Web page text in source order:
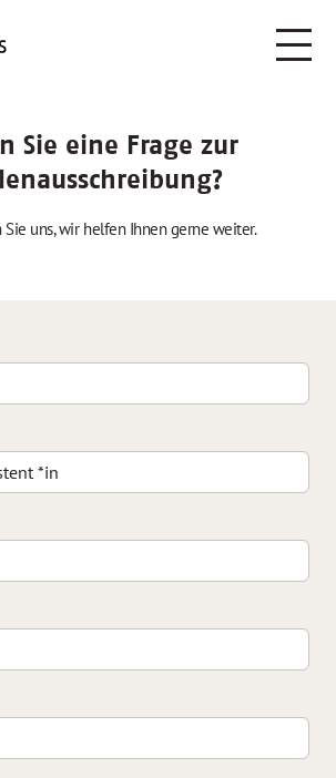
Sie eine Frage zur
Sie uns, wir helfen Ihnen gerne weiter.